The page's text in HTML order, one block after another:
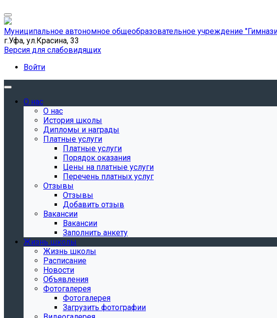
Муниципальное автономное общеобразовательное учреждение
г.Уфа, ул.Красина, 33
Версия для слабовидящих
Войти
О нас
О нас
История школы
Дипломы и награды
Платные услуги
Платные услуги
Порядок оказания
Цены на платные услуги
Перечень платных услуг
Отзывы
Отзывы
Добавить отзыв
Вакансии
Вакансии
Заполнить анкету
Жизнь школы
Жизнь школы
Расписание
Новости
Объявления
Фотогалерея
Фотогалерея
Загрузить фотографии